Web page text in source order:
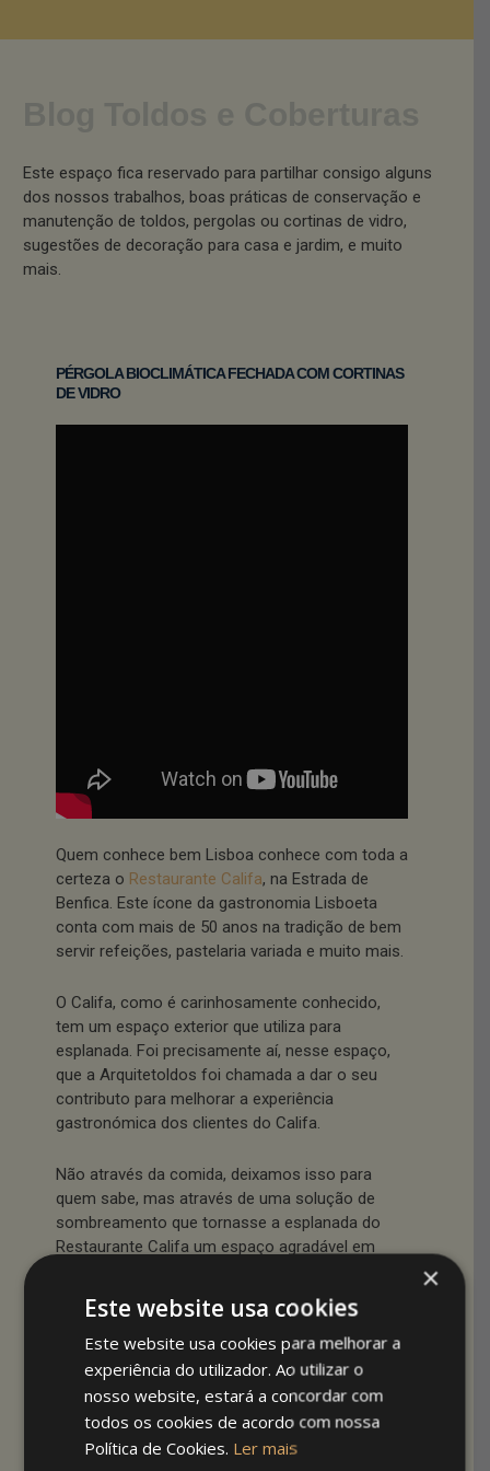
Este espaço fica reservado para partilhar consigo alguns
dos nossos trabalhos, boas práticas de conservação e
manutenção de toldos, pergolas ou cortinas de vidro,
sugestões de decoração para casa e jardim, e muito
mais.
PÉRGOLA BIOCLIMÁTICA FECHADA COM CORTINAS
DE VIDRO
Quem conhece bem Lisboa conhece com toda a
certeza o Restaurante Califa, na Estrada de
Benfica. Este ícone da gastronomia Lisboeta
conta com mais de 50 anos na tradição de bem
servir refeições, pastelaria variada e muito mais.
O Califa, como é carinhosamente conhecido,
tem um espaço exterior que utiliza para
esplanada. Foi precisamente aí, nesse espaço,
que a Arquitetoldos foi chamada a dar o seu
contributo para melhorar a experiência
gastronómica dos clientes do Califa.
Não através da comida, deixamos isso para
quem sabe, mas através de uma solução de
sombreamento que tornasse a esplanada do
Restaurante Califa um espaço agradável em
com vento ou com calor, um espaço onde os
clientes pudessem degustar a sua refeição no
exterior do restaurante.
Sugerimos e montamos umasPérgolas
Bioclimáticas , solução premium para
esplanadas, complementadas com umas
×
Este website usa cookies
Este website usa cookies para melhorar a
experiência do utilizador. Ao utilizar o
nosso website, estará a concordar com
todos os cookies de acordo com nossa
Política de Cookies. Ler mais